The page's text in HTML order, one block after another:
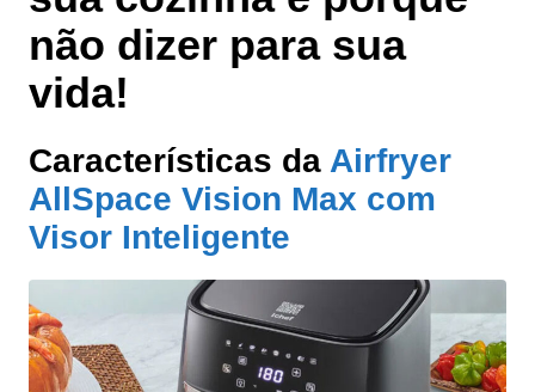
não dizer para sua
vida!
Características da Airfryer
AllSpace Vision Max com
Visor Inteligente